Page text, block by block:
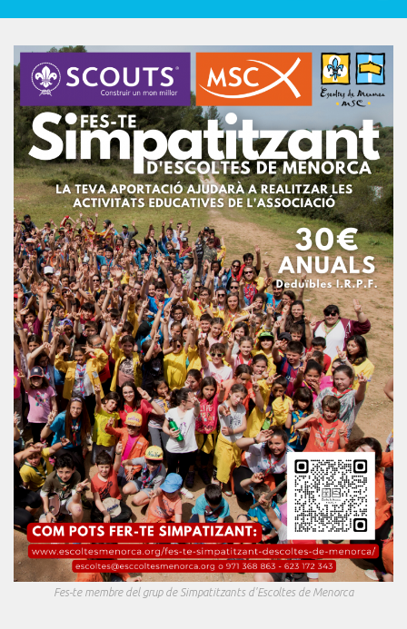
Fes-te membre del grup de Simpatitzants d'Escoltes de Menorca